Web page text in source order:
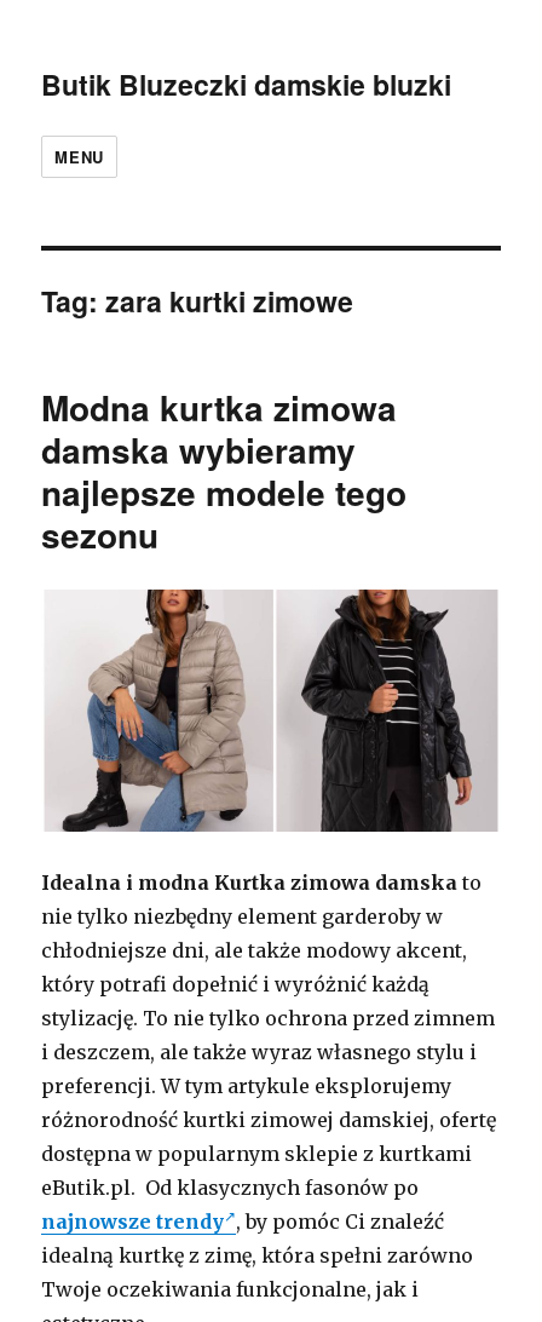
Butik Bluzeczki damskie bluzki
MENU
Tag:zara kurtki zimowe
Modna kurtka zimowa
damska wybieramy
najlepsze modele tego
sezonu
Idealna i modna Kurtka zimowa damska to
nie tylko niezbędny element garderoby w
chłodniejsze dni, ale także modowy akcent,
który potrafi dopełnić i wyróżnić każdą
stylizację. To nie tylko ochrona przed zimnem
i deszczem, ale także wyraz własnego stylu i
preferencji. W tym artykule eksplorujemy
różnorodność kurtki zimowej damskiej, ofertę
dostępna w popularnym sklepie z kurtkami
eButik.pl. Od klasycznych fasonów po
najnowsze trendy , by pomóc Ci znaleźć
idealną kurtkę z zimę, która spełni zarówno
Twoje oczekiwania funkcjonalne, jak i